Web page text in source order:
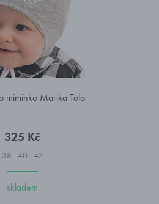
miminko Marika Tolo
325 Kč
38 40 42
skladem